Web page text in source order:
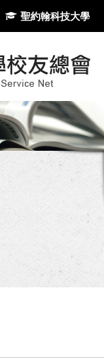
聖約翰科技大學